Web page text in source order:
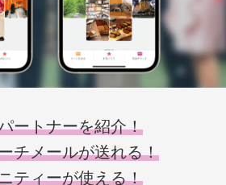
ートナーを紹介！
チメールが送れる！
ティーが使える！